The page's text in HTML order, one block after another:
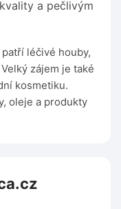
a pečlivým
léčivé houby,
zájem je také
kosmetiku.
oleje a produkty